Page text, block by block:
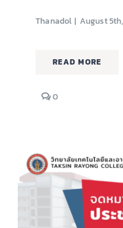
Thanadol | August
READ MORE
0comments
สะอาด
อาหาร
ปลอดภัย
ของ
สถาน
ศึกษา